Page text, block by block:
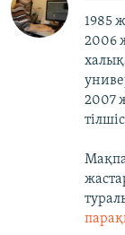
1985
2006
2007